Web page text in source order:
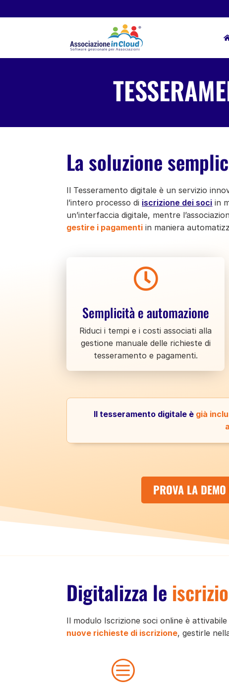
La soluzione
Il Tesseramento digitale è un servizio
l’intero processo di iscrizione dei soci in
un’interfaccia digitale, mentre
gestire i pagamenti in maniera

Semplicità e automazione
Riduci i tempi e i costi associati alla
gestione manuale delle richieste di
tesseramento e pagamenti.
Il tesseramento digitale è già
PROVA LA
Digitalizza le
Il modulo Iscrizione soci online è
nuove richieste di iscrizione, gestirle
c